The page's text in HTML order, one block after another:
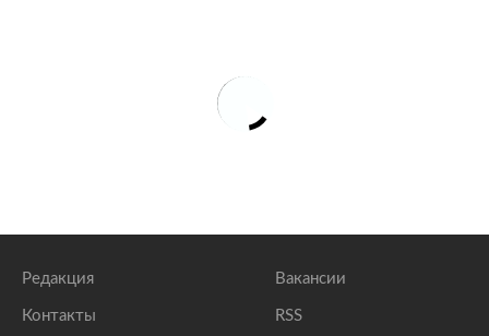
Редакция
Контакты
Вакансии
RSS